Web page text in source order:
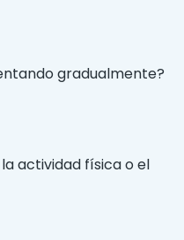
gradualmente?
actividad física o el